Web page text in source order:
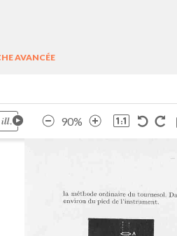
AVANCÉE
90%